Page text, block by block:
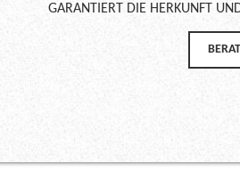
GARANTIERT DIE HERKUNFT